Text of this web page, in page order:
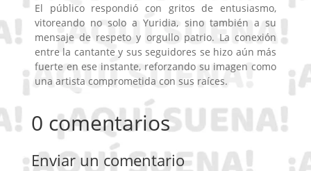
El público respondió con gritos de entusiasmo,
vitoreando no solo a Yuridia, sino también a su
mensaje de respeto y orgullo patrio. La conexión
entre la cantante y sus seguidores se hizo aún más
fuerte en ese instante, reforzando su imagen como
una artista comprometida con sus raíces.
0 comentarios
Enviar un comentario